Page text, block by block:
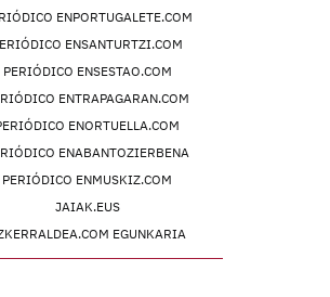
ENPORTUGALETE.COM
ENSANTURTZI.COM
PERIÓDICO ENSESTAO.COM
ENTRAPAGARAN.COM
ENORTUELLA.COM
ENABANTOZIERBENA
PERIÓDICO ENMUSKIZ.COM
JAIAK.EUS
EGUNKARIA